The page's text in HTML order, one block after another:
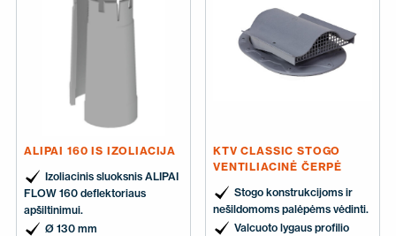
ALIPAI 160 IS IZOLIACIJA
Izoliacinis sluoksnis ALIPAI
FLOW 160 deflektoriaus
apšiltinimui.
Ø 130 mm
KTV CLASSIC STOGO
VENTILIACINĖ ČERPĖ
Stogo konstrukcijoms ir
nešildomoms palėpėms vėdinti.
Valcuoto lygaus profilio